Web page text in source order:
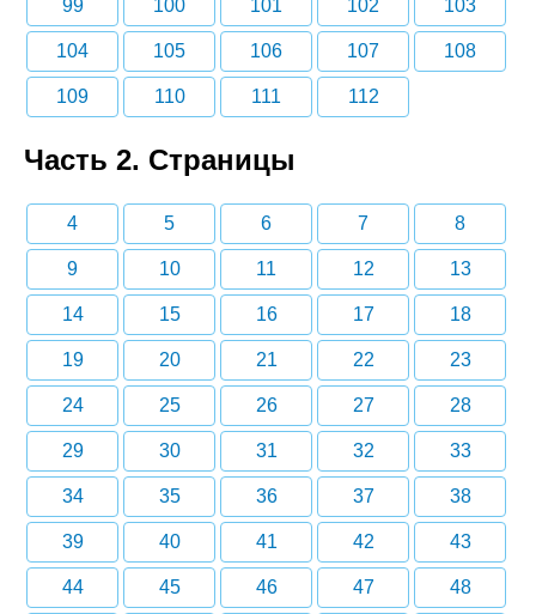
99 100 101 102 103
104 105 106 107 108
109 110 111 112
Часть 2. Страницы
4 5 6 7 8
9 10 11 12 13
14 15 16 17 18
19 20 21 22 23
24 25 26 27 28
29 30 31 32 33
34 35 36 37 38
39 40 41 42 43
44 45 46 47 48